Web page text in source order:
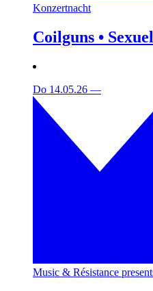
Konzertnacht
Coilguns •
Do 14.05.26 —
Music & Résistance